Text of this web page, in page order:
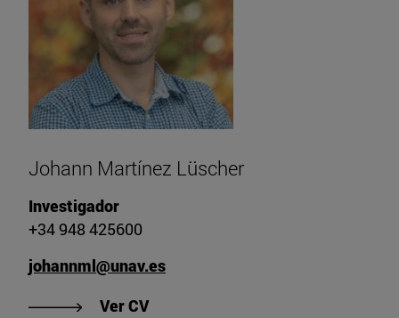
Johann Martínez Lüscher
Investigador
+34 948 425600
johannml@unav.es
Ver CV"Ver CV de Johann Martínez